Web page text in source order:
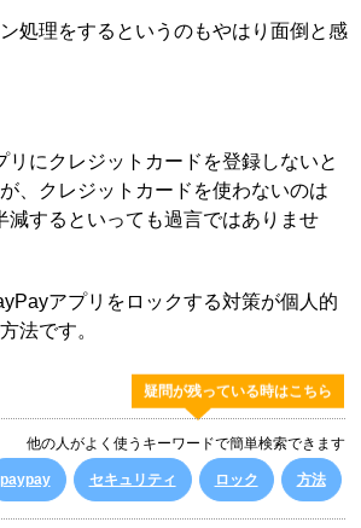
処理をするというのもやはり面倒と感
リにクレジットカードを登録しないと
、クレジットカードを使わないのは
減するといっても過言ではありませ
アプリをロックする対策が個人的
法です。
疑問が残っている時はこちら
他の人がよく使うキーワードで簡単検索できます
paypay セキュリティ ロック 方法